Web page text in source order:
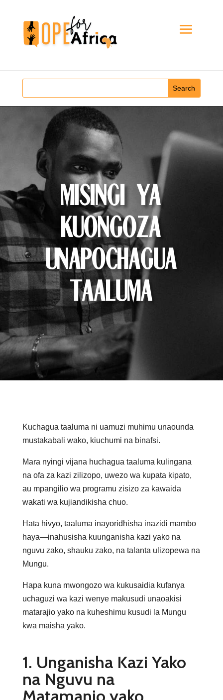
Misingi ya
Kuongoza
Unapochagua
Taaluma
Kuchagua taaluma ni uamuzi muhimu unaounda
mustakabali wako, kiuchumi na binafsi.
Mara nyingi vijana huchagua taaluma kulingana
na ofa za kazi zilizopo, uwezo wa kupata kipato,
au mpangilio wa programu zisizo za kawaida
wakati wa kujiandikisha chuo.
Hata hivyo, taaluma inayoridhisha inazidi mambo
haya—inahusisha kuunganisha kazi yako na
nguvu zako, shauku zako, na talanta ulizopewa na
Mungu.
Hapa kuna mwongozo wa kukusaidia kufanya
uchaguzi wa kazi wenye makusudi unaoakisi
matarajio yako na kuheshimu kusudi la Mungu
kwa maisha yako.
1. Unganisha Kazi Yako
na Nguvu na